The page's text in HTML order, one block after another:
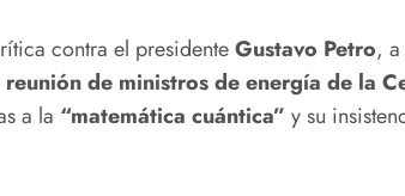
contra el presidenteGustavo Petro,
de ministros de energía de la
a la “matemática cuántica” y su